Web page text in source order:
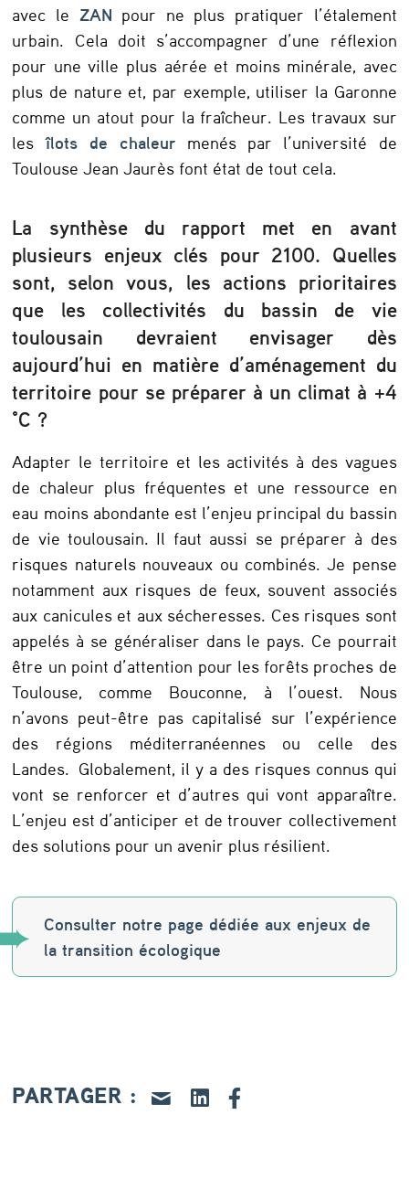
avec le ZAN pour ne plus pratiquer l’étalement
urbain. Cela doit s’accompagner d’une réflexion
pour une ville plus aérée et moins minérale, avec
plus de nature et, par exemple, utiliser la Garonne
comme un atout pour la fraîcheur. Les travaux sur
lesîlots de chaleur menés par l’université de
Toulouse Jean Jaurès font état de tout cela.
La synthèse du rapport met en avant
plusieurs enjeux clés pour 2100. Quelles
sont, selon vous, les actions prioritaires
que les collectivités du bassin de vie
toulousain devraient envisager dès
aujourd’hui en matière d’aménagement du
territoire pour se préparer à un climat à +4
°C ?
Adapter le territoire et les activités à des vagues
de chaleur plus fréquentes et une ressource en
eau moins abondante est l’enjeu principal du bassin
de vie toulousain. Il faut aussi se préparer à des
risques naturels nouveaux ou combinés. Je pense
notamment aux risques de feux, souvent associés
aux canicules et aux sécheresses. Ces risques sont
appelés à se généraliser dans le pays. Ce pourrait
être un point d’attention pour les forêts proches de
Toulouse, comme Bouconne, à l’ouest. Nous
n’avons peut-être pas capitalisé sur l’expérience
des régions méditerranéennes ou celle des
Landes. Globalement, il y a des risques connus qui
vont se renforcer et d’autres qui vont apparaître.
L’enjeu est d’anticiper et de trouver collectivement
des solutions pour un avenir plus résilient.
Consulter notre page dédiée aux enjeux de
la transition écologique
PARTAGER :